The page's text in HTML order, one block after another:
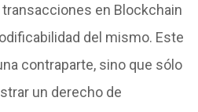
en Blockchain
del mismo. Este
contraparte, sino que sólo
un derecho de